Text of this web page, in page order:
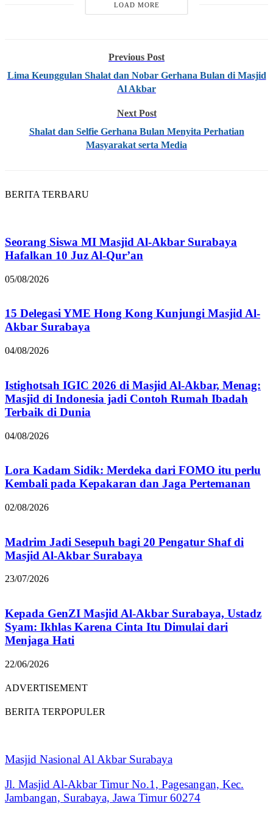
LOAD MORE
Previous Post
Lima Keunggulan Shalat dan Nobar Gerhana Bulan di Masjid
Al Akbar
Next Post
Shalat dan Selfie Gerhana Bulan Menyita Perhatian
Masyarakat serta Media
BERITA TERBARU
Seorang Siswa MI Masjid Al-Akbar Surabaya
Hafalkan 10 Juz Al-Qur’an
05/08/2026
15 Delegasi YME Hong Kong Kunjungi Masjid Al-
Akbar Surabaya
04/08/2026
Istighotsah IGIC 2026 di Masjid Al-Akbar, Menag:
Masjid di Indonesia jadi Contoh Rumah Ibadah
Terbaik di Dunia
04/08/2026
Lora Kadam Sidik: Merdeka dari FOMO itu perlu
Kembali pada Kepakaran dan Jaga Pertemanan
02/08/2026
Madrim Jadi Sesepuh bagi 20 Pengatur Shaf di
Masjid Al-Akbar Surabaya
23/07/2026
Kepada GenZI Masjid Al-Akbar Surabaya, Ustadz
Syam: Ikhlas Karena Cinta Itu Dimulai dari
Menjaga Hati
22/06/2026
ADVERTISEMENT
BERITA TERPOPULER
Masjid Nasional Al Akbar Surabaya
Jl. Masjid Al-Akbar Timur No.1, Pagesangan, Kec.
Jambangan, Surabaya, Jawa Timur 60274